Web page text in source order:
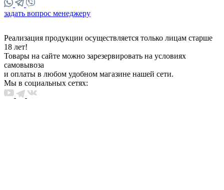
задать вопрос менеджеру
Реализация продукции осуществляется только лицам старше
18 лет!
Товары на сайте можно зарезервировать на условиях
самовывоза
и оплаты в любом удобном магазине нашей сети.
Мы в социальных сетях: